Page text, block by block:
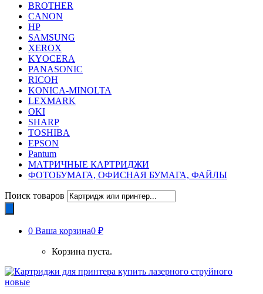
BROTHER
CANON
HP
SAMSUNG
XEROX
KYOCERA
PANASONIC
RICOH
KONICA-MINOLTA
LEXMARK
OKI
SHARP
TOSHIBA
EPSON
Pantum
МАТРИЧНЫЕ КАРТРИДЖИ
ФОТОБУМАГА, ОФИСНАЯ БУМАГА, ФАЙЛЫ
Поиск товаров
0 Ваша корзина0 ₽
Корзина пуста.